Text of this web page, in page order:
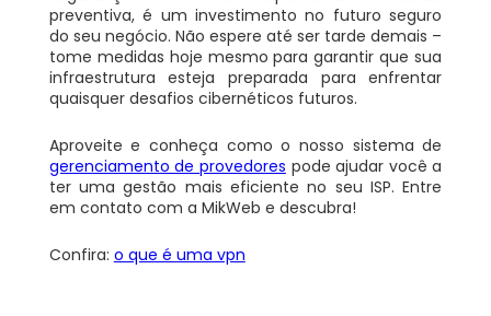
preventiva, é um investimento no futuro seguro
do seu negócio. Não espere até ser tarde demais –
tome medidas hoje mesmo para garantir que sua
infraestrutura esteja preparada para enfrentar
quaisquer desafios cibernéticos futuros.
Aproveite e conheça como o nosso sistema de
gerenciamento de provedores pode ajudar você a
ter uma gestão mais eficiente no seu ISP. Entre
em contato com a MikWeb e descubra!
Confira: o que é uma vpn